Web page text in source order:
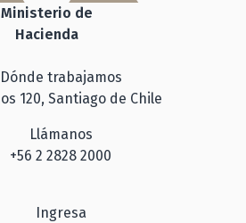
Ministerio de
Hacienda
Dónde trabajamos
120, Santiago de Chile
Llámanos
+56 2 2828 2000
Ingresa